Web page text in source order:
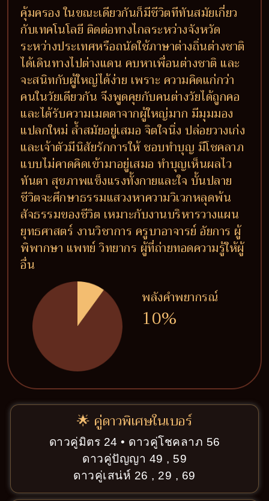
คุ้มครอง ในขณะเดียวกันก็มีชีวิตทีทันสมัยเกี่ยว
กับเทคโนโลยี ติดต่อทางไกลระหว่างจังหวัด
ระหว่างประเทศหรือถนัดใช้ภาษาต่างถิ่นต่างชาติ
ได้เดินทางไปต่างแดน คบหาเพื่อนต่างชาติ และ
จะสนิทกับผู้ใหญ่ได้ง่าย เพราะ ความคิดแก่กว่า
คนในวัยเดียวกัน จึงพูดคุยกับคนต่างวัยได้ถูกคอ
และได้รับความเมตตาจากผู้ใหญ่มาก มีมุมมอง
แปลกใหม่ ล้ำสมัยอยู่เสมอ จิตใจนิ่ง ปล่อยวางเก่ง
และเจ้าตัวมีนิสัยรักการให้ ชอบทำบุญ มีโชคลาภ
แบบไม่คาดคิดเข้ามาอยู่เสมอ ทำบุญเห็นผลไว
ทันตา สุขภาพแข็งแรงทั้งกายและใจ บั้นปลาย
ชีวิตจะศึกษาธรรมแสวงหาความวิเวกหลุดพ้น
สัจธรรมของชีวิต เหมาะกับงานบริหารวางแผน
ยุทธศาสตร์ งานวิชาการ ครูบาอาจารย์ อัยการ ผู้
พิพากษา แพทย์ วิทยากร ผู้ที่ถ่ายทอดความรู้ให้ผู้
อื่น
พลังคำพยากรณ์
10%
🌟 คู่ดาวพิเศษในเบอร์
ดาวคู่มิตร 24 • ดาวคู่โชคลาภ 56
ดาวคู่ปัญญา 49 , 59
ดาวคู่เสน่ห์ 26 , 29 , 69